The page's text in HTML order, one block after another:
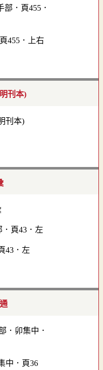
455．上右
刊本)
43．左
中．頁36